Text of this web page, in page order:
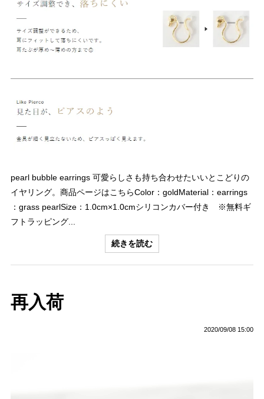
pearl bubble earrings 可愛らしさも持ち合わせたいいとこどりの
イヤリング。商品ページはこちらColor：goldMaterial：earrings
：grass pearlSize：1.0cm×1.0cmシリコンカバー付き ※無料ギ
フトラッピング...
続きを読む
再入荷
2020/09/08 15:00